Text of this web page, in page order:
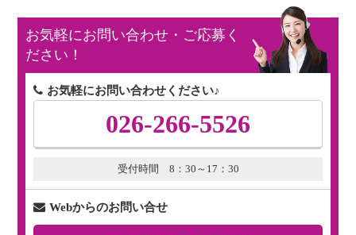
お気軽にお問い合わせ・ご応募く
ださい！
お気軽にお問い合わせください♪
026-266-5526
受付時間 8：30～17：30
Webからのお問い合せ